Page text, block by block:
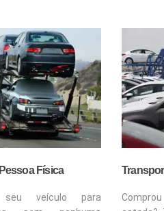
Física
seu veículo para